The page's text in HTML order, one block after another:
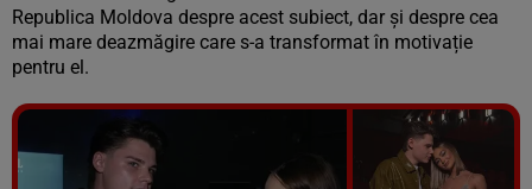
Republica Moldova despre acest subiect, dar și despre cea
mai mare deazmăgire care s-a transformat în motivație
pentru el.